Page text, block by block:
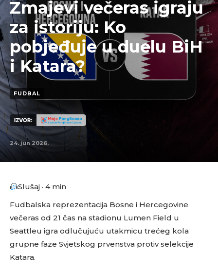
Zmajevi večeras igraju
za istoriju: Ko
pobjeđuje u duelu BiH
i Katara?
FUDBAL
IZVOR:
24. jun 2026.
Slušaj · 4 min
Fudbalska reprezentacija Bosne i Hercegovine
večeras od 21 čas na stadionu Lumen Field u
Seattleu igra odlučujuću utakmicu trećeg kola
grupne faze Svjetskog prvenstva protiv selekcije
Katara.